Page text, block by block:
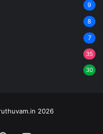
9
8
7
35
30
2026